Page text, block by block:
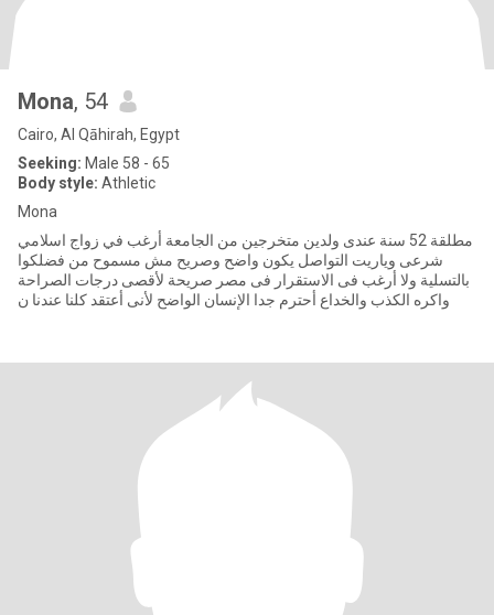
Mona, 54
Cairo, Al Qāhirah, Egypt
Seeking: Male 58 - 65
Body style: Athletic
Mona
مطلقة 52 سنة عندى ولدين متخرجين من الجامعة أرغب في زواج اسلامي
شرعى وياريت التواصل يكون واضح وصريح مش مسموح من فضلكوا
بالتسلية ولا أرغب فى الاستقرار فى مصر صريحة لأقصى درجات الصراحة
واكره الكذب والخداع أحترم جدا الإنسان الواضح لأنى أعتقد كلنا عندنا ن